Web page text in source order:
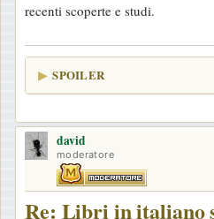
recenti scoperte e studi.
SPOILER
david
moderatore
Re: Libri in italiano